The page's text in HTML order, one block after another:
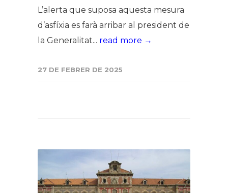
L’alerta que suposa aquesta mesura
d’asfíxia es farà arribar al president de
la Generalitat... read more →
27 DE FEBRER DE 2025